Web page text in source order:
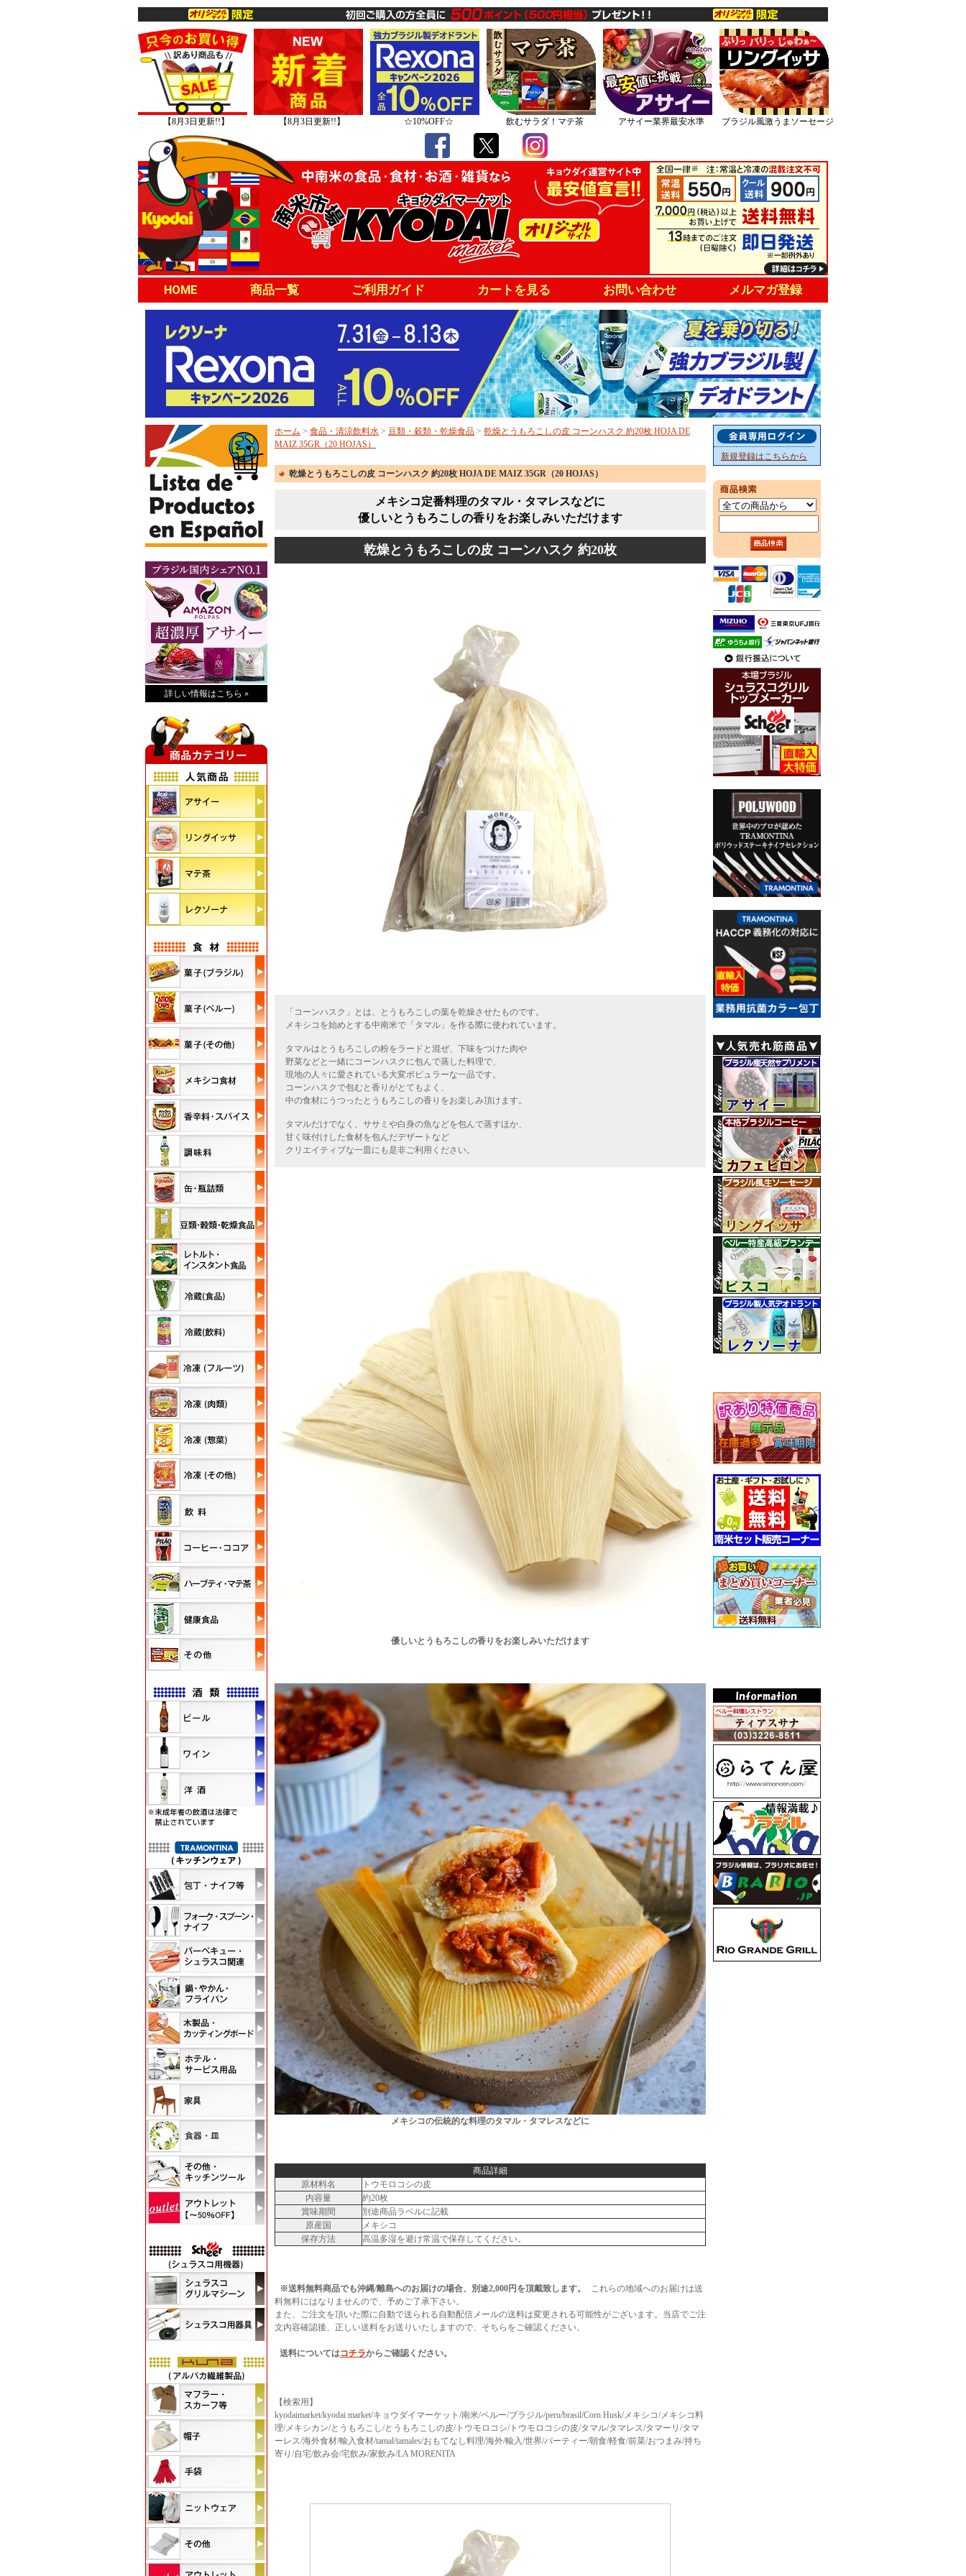
【8月3日更新!!】 【8月3日更新!!】 ☆10%OFF☆ 飲むサラダ！マテ茶 アサイー業界最安水準 ブラジル風激うまソーセージ
HOME 商品一覧 ご利用ガイド カートを見る お問い合わせ メルマガ登録
詳しい情報はこちら »
ホーム > 食品・清涼飲料水 > 豆類・穀類・乾燥食品 > 乾燥とうもろこしの皮 コーンハスク 約20枚 HOJA DE
MAIZ 35GR（20 HOJAS）
乾燥とうもろこしの皮 コーンハスク 約20枚 HOJA DE MAIZ 35GR（20 HOJAS）
メキシコ定番料理のタマル・タマレスなどに
優しいとうもろこしの香りをお楽しみいただけます
乾燥とうもろこしの皮 コーンハスク 約20枚
「コーンハスク」とは、とうもろこしの葉を乾燥させたものです。
メキシコを始めとする中南米で「タマル」を作る際に使われています。
タマルはとうもろこしの粉をラードと混ぜ、下味をつけた肉や
野菜などと一緒にコーンハスクに包んで蒸した料理で、
現地の人々に愛されている大変ポピュラーな一品です。
コーンハスクで包むと香りがとてもよく、
中の食材にうつったとうもろこしの香りをお楽しみ頂けます。
タマルだけでなく、ササミや白身の魚などを包んで蒸すほか、
甘く味付けした食材を包んだデザートなど
クリエイティブな一皿にも是非ご利用ください。
優しいとうもろこしの香りをお楽しみいただけます
メキシコの伝統的な料理のタマル・タマレスなどに
商品詳細
原材料名
トウモロコシの皮
内容量
約20枚
賞味期間
別途商品ラベルに記載
原産国
メキシコ
保存方法
高温多湿を避け常温で保存してください。
※送料無料商品でも沖縄/離島へのお届けの場合、別途2,000円を頂戴致します。
これらの地域へのお届けは送
料無料にはなりませんので、予めご了承下さい。
また、ご注文を頂いた際に自動で送られる自動配信メールの送料は変更される可能性がございます。当店でご注
文内容確認後、正しい送料をお送りいたしますので、そちらをご確認ください。
送料についてはコチラからご確認ください。
【検索用】
kyodaimarket/kyodai market/キョウダイマーケット/南米/ペルー/ブラジル/peru/brasil/Corn Husk/メキシコ/メキシコ料
理/メキシカン/とうもろこし/とうもろこしの皮/トウモロコシ/トウモロコシの皮/タマル/タマレス/タマーリ/タマ
ーレス/海外食材/輸入食材/tamal/tamales/おもてなし料理/海外/輸入/世界/パーティー/朝食/軽食/前菜/おつまみ/持ち
寄り/自宅/飲み会/宅飲み/家飲み/LA MORENITA
新規登録はこちらから